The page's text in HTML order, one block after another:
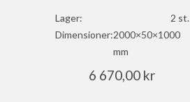
Lager:
2 st.
Dimensioner:2000×50×1000
mm
6 670,00 kr